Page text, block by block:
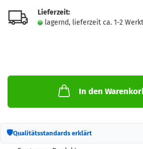
Lieferzeit:
lagernd, lieferzeit ca. 1-2
In den
🛡Qualitätsstandards erklärt